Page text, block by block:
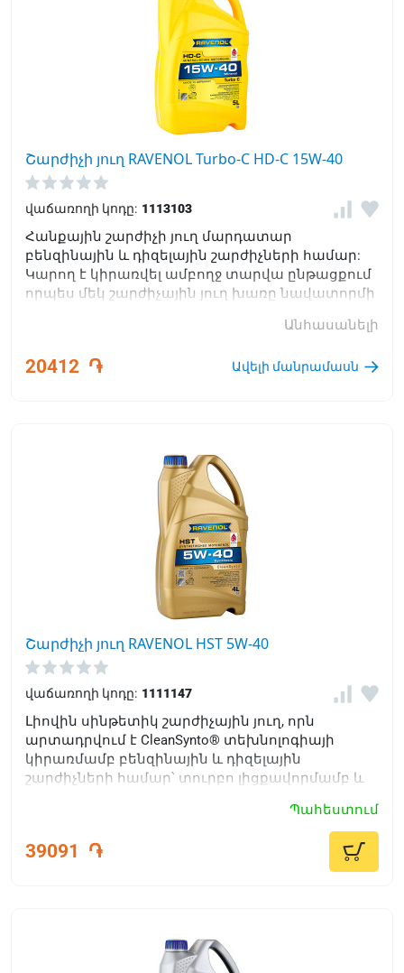
Շարժիչի յուղ RAVENOL Turbo-C HD-C 15W-40
վաճառողի կոդը: 1113103
Հանքային շարժիչի յուղ մարդատար
բենզինային և դիզելային շարժիչների համար:
Կարող է կիրառվել ամբողջ տարվա ընթացքում
որպես մեկ շարժիչային յուղ խառը նավատորմի
Անհասանելի
20412 ֏ Ավելի մանրամասն
Շարժիչի յուղ RAVENOL HST 5W-40
վաճառողի կոդը: 1111147
Լիովին սինթետիկ շարժիչային յուղ, որն
արտադրվում է CleanSynto® տեխնոլոգիայի
կիրառմամբ բենզինային և դիզելային
շարժիչների համար՝ տուրբո լիցքավորմամբ և
Պահեստում
39091 ֏